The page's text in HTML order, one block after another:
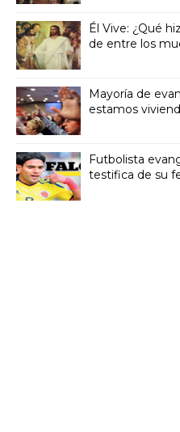
Él Vive: ¿Qué
de entre los
Mayoría de
estamos
Futbolista
testifica de su